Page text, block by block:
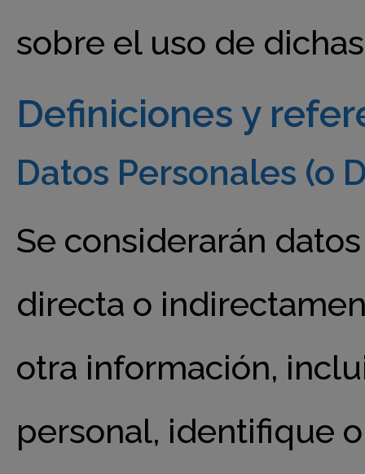
sobre el uso de
Definiciones y
Datos Personales (o
Se considerarán
directa o
otra información,
personal, identifique